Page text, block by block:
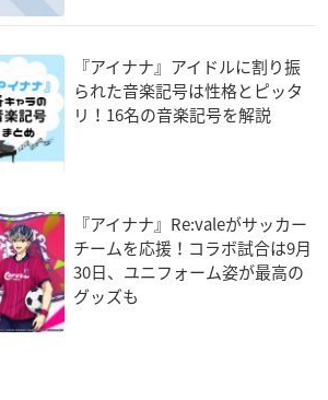
『アイナナ』アイドルに割り振
られた音楽記号は性格とピッタ
リ！16名の音楽記号を解説
『アイナナ』Re:valeがサッカー
チームを応援！コラボ試合は9月
30日、ユニフォーム姿が最高の
グッズも